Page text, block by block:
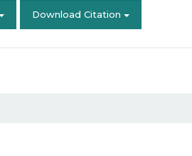
Download Citation